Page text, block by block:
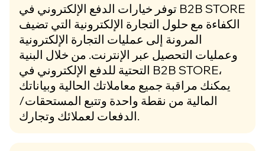
توفر خيارات الدفع الإلكتروني في B2B STORE
الكفاءة مع حلول التجارة الإلكترونية التي تضيف
المرونة إلى عمليات التجارة الإلكترونية
وعمليات التحصيل عبر الإنترنت. من خلال البنية
التحتية للدفع الإلكتروني في B2B STORE،
يمكنك مراقبة جميع معاملاتك الحالية وبياناتك
المالية من نقطة واحدة وتتبع المستحقات/
الدفعات لعملائك وتجارك.